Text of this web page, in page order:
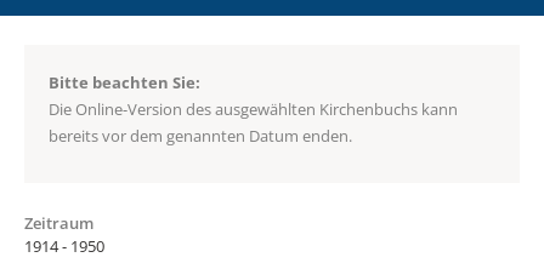
Bitte beachten Sie:
Die Online-Version des ausgewählten Kirchenbuchs kann
bereits vor dem genannten Datum enden.
Zeitraum
1914 - 1950